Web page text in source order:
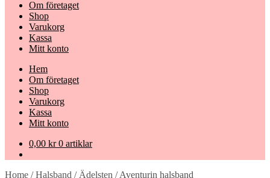
Om företaget
Shop
Varukorg
Kassa
Mitt konto
Hem
Om företaget
Shop
Varukorg
Kassa
Mitt konto
0,00 kr 0 artiklar
Home /Halsband / Ädelsten /Aventurin halsband